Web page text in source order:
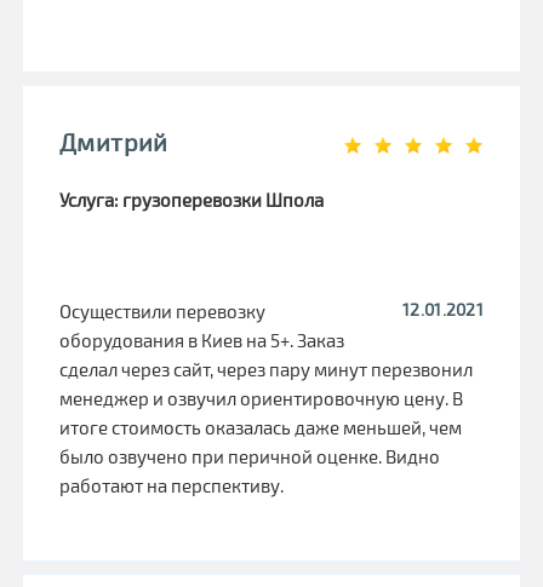
Дмитрий
Услуга: грузоперевозки Шпола
12.01.2021
Осуществили перевозку
оборудования в Киев на 5+. Заказ
сделал через сайт, через пару минут перезвонил
менеджер и озвучил ориентировочную цену. В
итоге стоимость оказалась даже меньшей, чем
было озвучено при перичной оценке. Видно
работают на перспективу.